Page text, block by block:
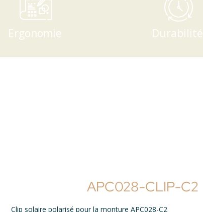
Ergonomie Durabilité
APC028-CLIP-C2
Clip solaire polarisé pour la monture APC028-C2